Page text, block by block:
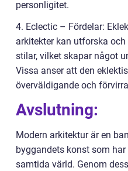
personligitet.
4. Eclectic – Fördelar:
arkitekter kan utforska
stilar, vilket skapar något
Vissa anser att den
överväldigande och
Avslutning:
Modern arkitektur är en
byggandets konst som
samtida värld. Genom